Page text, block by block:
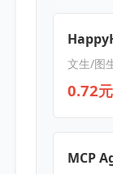
文生/图
0.72
MCP